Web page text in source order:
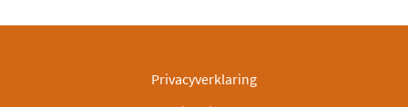
Privacyverklaring